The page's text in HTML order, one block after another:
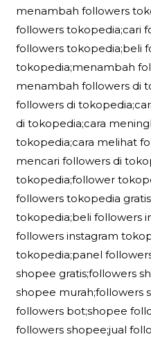
menambah followers
followers tokopedia;cari
followers tokopedia;beli
tokopedia;menambah
menambah followers di
followers di
di tokopedia;cara
tokopedia;cara melihat
mencari followers di
tokopedia;follower
followers tokopedia
tokopedia;beli followers
followers instagram
tokopedia;panel
shopee gratis;followers
shopee murah;followers
followers bot;shopee
followers shopee;jual